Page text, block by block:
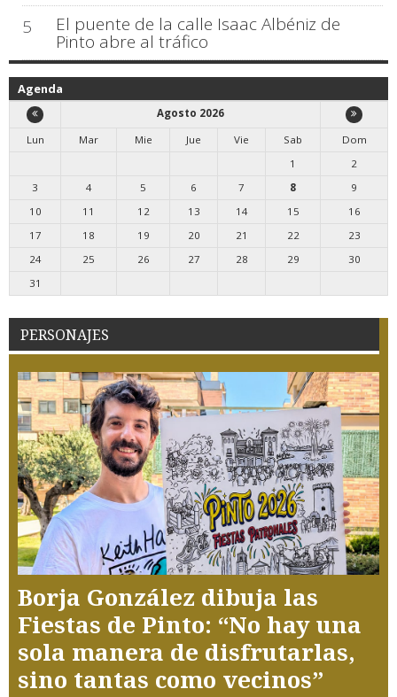
5
El puente de la calle Isaac Albéniz de
Pinto abre al tráfico
Agenda
Agosto 2026
Lun
Mar Mie Jue Vie Sab
Dom
1
2
3
4 5 6 7 8
9
10
11 12 13 14 15
16
17
18 19 20 21 22
23
24
25 26 27 28 29
30
31
PERSONAJES
Borja González dibuja las
Fiestas de Pinto: “No hay una
sola manera de disfrutarlas,
sino tantas como vecinos”